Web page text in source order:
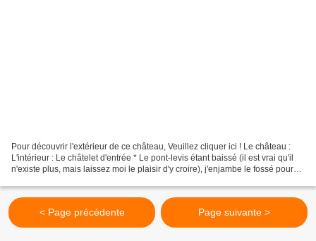
Pour découvrir l'extérieur de ce château, Veuillez cliquer ici ! Le château :
L'intérieur : Le châtelet d'entrée * Le pont-levis étant baissé (il est vrai qu'il
n'existe plus, mais laissez moi le plaisir d'y croire), j'enjambe le fossé pour
< Page précédente Page suivante >